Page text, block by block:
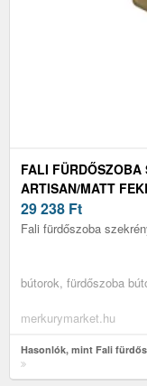
FALI FÜRDŐSZOBA
ARTISAN/MATT
29 238 Ft
Fali fürdőszoba
bútorok, fürdőszoba
merkurymarket.hu
Hasonlók, mint Fali